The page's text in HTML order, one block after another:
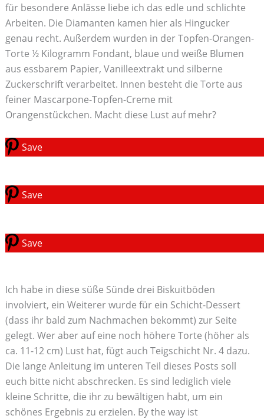
für besondere Anlässe liebe ich das edle und schlichte
Arbeiten. Die Diamanten kamen hier als Hingucker
genau recht. Außerdem wurden in der Topfen-Orangen-
Torte ½ Kilogramm Fondant, blaue und weiße Blumen
aus essbarem Papier, Vanilleextrakt und silberne
Zuckerschrift verarbeitet. Innen besteht die Torte aus
feiner Mascarpone-Topfen-Creme mit
Orangenstückchen. Macht diese Lust auf mehr?
Save
Save
Save
Ich habe in diese süße Sünde drei Biskuitböden
involviert, ein Weiterer wurde für ein Schicht-Dessert
(dass ihr bald zum Nachmachen bekommt) zur Seite
gelegt. Wer aber auf eine noch höhere Torte (höher als
ca. 11-12 cm) Lust hat, fügt auch Teigschicht Nr. 4 dazu.
Die lange Anleitung im unteren Teil dieses Posts soll
euch bitte nicht abschrecken. Es sind lediglich viele
kleine Schritte, die ihr zu bewältigen habt, um ein
schönes Ergebnis zu erzielen. By the way ist